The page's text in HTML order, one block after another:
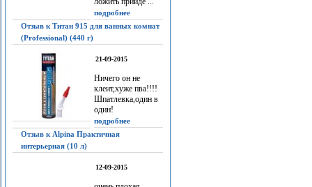
подробнее
Отзыв к Титан 915 для ванных комнат
(Professional) (440 г)
21-09-2015
Ничего он не
клеит,хуже пва!!!!
Шпатлевка,один в
один!
подробнее
Отзыв к Alpina Практичная
интерьерная (10 л)
12-09-2015